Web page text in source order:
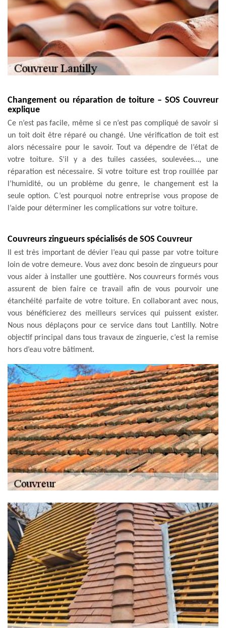
Changement ou réparation de toiture – SOS Couvreur
explique
Ce n’est pas facile, même si ce n’est pas compliqué de savoir si
un toit doit être réparé ou changé. Une vérification de toit est
alors nécessaire pour le savoir. Tout va dépendre de l’état de
votre toiture. S’il y a des tuiles cassées, soulevées…, une
réparation est nécessaire. Si votre toiture est trop rouillée par
l’humidité, ou un problème du genre, le changement est la
seule option. C’est pourquoi notre entreprise vous propose de
l’aide pour déterminer les complications sur votre toiture.
Couvreurs zingueurs spécialisés de SOS Couvreur
Il est très important de dévier l’eau qui passe par votre toiture
loin de votre demeure. Vous avez donc besoin de zingueurs pour
vous aider à installer une gouttière. Nos couvreurs formés vous
assurent de bien faire ce travail afin de vous pourvoir une
étanchéité parfaite de votre toiture. En collaborant avec nous,
vous bénéficierez des meilleurs services qui puissent exister.
Nous nous déplaçons pour ce service dans tout Lantilly. Notre
objectif principal dans tous travaux de zinguerie, c’est la remise
hors d’eau votre bâtiment.